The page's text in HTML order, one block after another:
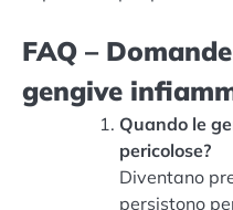
FAQ –
gengive
Quando le
pericolose?
Diventano
persistono